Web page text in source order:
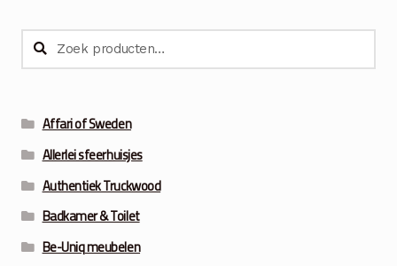
Zoeken
naar:
Zoeken
Affari of Sweden
Allerlei sfeerhuisjes
Authentiek Truckwood
Badkamer & Toilet
Be-Uniq meubelen